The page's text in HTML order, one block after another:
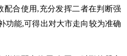
合使用,充分发挥二者在判断强
功能,可得出对大市走向较为准确